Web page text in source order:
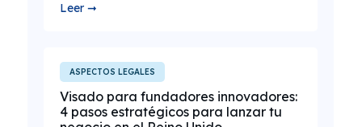
Leer ➞
ASPECTOS LEGALES
Visado para fundadores innovadores:
4 pasos estratégicos para lanzar tu